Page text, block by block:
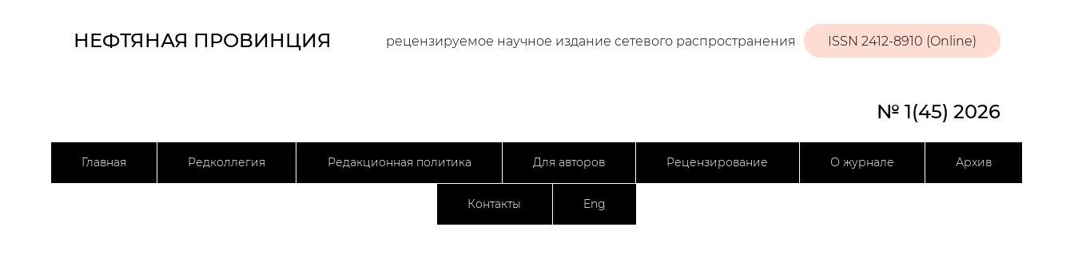
НЕФТЯНАЯ ПРОВИНЦИЯ ISSN 2412-8910 (Online)
рецензируемое научное издание сетевого распространения
№ 1(45) 2026
Главная Редколлегия Редакционная политика Для авторов Рецензирование О журнале Архив
Контакты Eng